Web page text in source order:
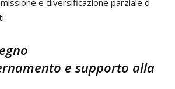
e diversificazione parziale o
e supporto alla